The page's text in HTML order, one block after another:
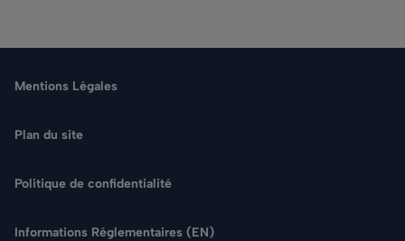
Mentions Légales
Plan du site
Politique de confidentialité
Informations Réglementaires (EN)